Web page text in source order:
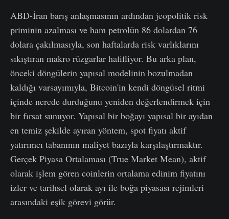
ABD-İran barış anlaşmasının ardından jeopolitik risk
priminin azalması ve ham petrolün 86 dolardan 76
dolara çakılmasıyla, son haftalarda risk varlıklarını
sıkıştıran makro rüzgarlar hafifliyor. Bu arka plan,
önceki döngülerin yapısal modelinin bozulmadan
kaldığı varsayımıyla, Bitcoin'in kendi döngüsel ritmi
içinde nerede durduğunu yeniden değerlendirmek için
bir fırsat sunuyor. Yapısal bir boğayı yapısal bir ayıdan
en temiz şekilde ayıran yöntem, spot fiyatı aktif
yatırımcı tabanının maliyet bazıyla karşılaştırmaktır.
Gerçek Piyasa Ortalaması (True Market Mean), aktif
olarak işlem gören coinlerin ortalama edinim fiyatını
izler ve tarihsel olarak ayı ile boğa piyasası rejimleri
arasındaki eşik görevi görür.